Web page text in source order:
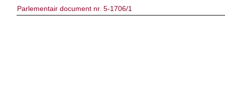
Parlementair document nr. 5-1706/1